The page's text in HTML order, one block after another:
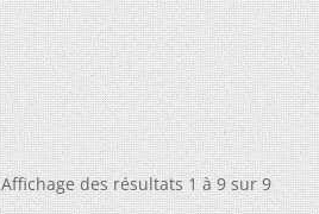
Affichage des résultats 1 à 9 sur 9